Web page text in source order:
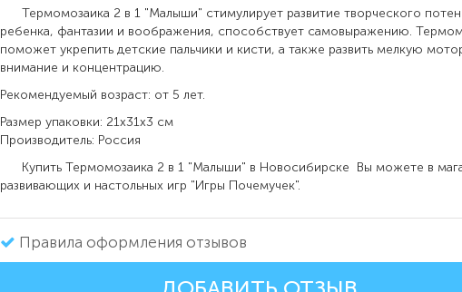
Термомозаика 2 в 1 "Малыши" стимулирует развитие творческого
ребенка, фантазии и воображения, способствует самовыражению.
поможет укрепить детские пальчики и кисти, а также развить мелкую
внимание и концентрацию.
Рекомендуемый возраст: от 5 лет.
Размер упаковки: 21х31х3 см
Производитель: Россия
Купить Термомозаика 2 в 1 "Малыши" в Новосибирске Вы можете в
развивающих и настольных игр "Игры Почемучек".
Правила оформления отзывов